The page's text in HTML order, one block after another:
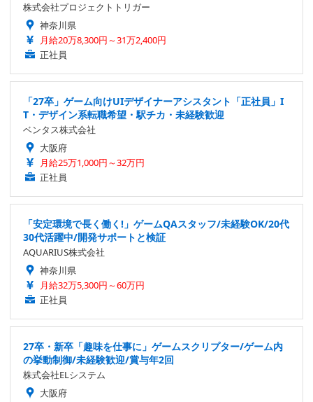
株式会社プロジェクトトリガー
神奈川県
月給20万8,300円～31万2,400円
正社員
「27卒」ゲーム向けUIデザイナーアシスタント「正社員」I
T・デザイン系転職希望・駅チカ・未経験歓迎
ベンタス株式会社
大阪府
月給25万1,000円～32万円
正社員
「安定環境で長く働く!」ゲームQAスタッフ/未経験OK/20代
30代活躍中/開発サポートと検証
AQUARIUS株式会社
神奈川県
月給32万5,300円～60万円
正社員
27卒・新卒「趣味を仕事に」ゲームスクリプター/ゲーム内
の挙動制御/未経験歓迎/賞与年2回
株式会社ELシステム
大阪府